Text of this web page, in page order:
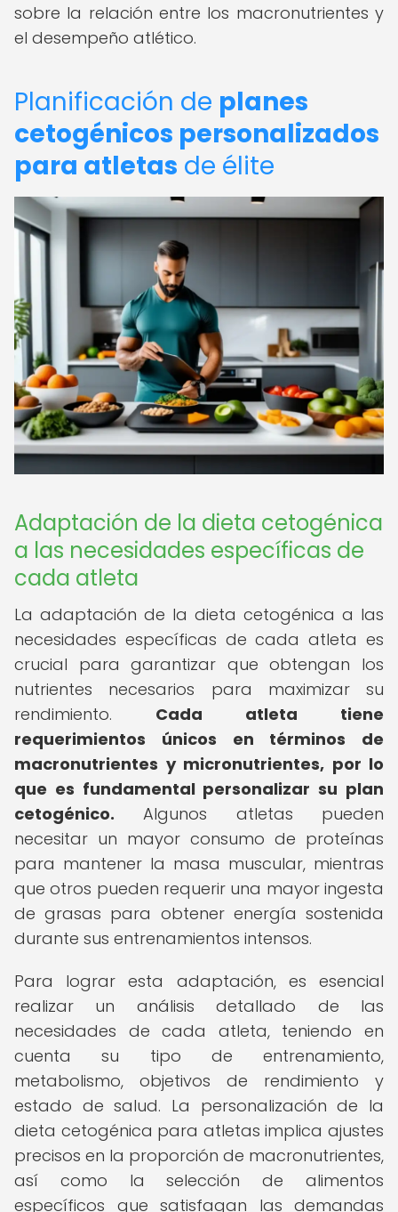
sobre la relación entre los macronutrientes y
el desempeño atlético.
Planificación de planes
cetogénicos personalizados
para atletas de élite
Adaptación de la dieta cetogénica
a las necesidades específicas de
cada atleta
La adaptación de la dieta cetogénica a las
necesidades específicas de cada atleta es
crucial para garantizar que obtengan los
nutrientes necesarios para maximizar su
rendimiento. Cada atleta tiene
requerimientos únicos en términos de
macronutrientes y micronutrientes, por lo
que es fundamental personalizar su plan
cetogénico. Algunos atletas pueden
necesitar un mayor consumo de proteínas
para mantener la masa muscular, mientras
que otros pueden requerir una mayor ingesta
de grasas para obtener energía sostenida
durante sus entrenamientos intensos.
Para lograr esta adaptación, es esencial
realizar un análisis detallado de las
necesidades de cada atleta, teniendo en
cuenta su tipo de entrenamiento,
metabolismo, objetivos de rendimiento y
estado de salud. La personalización de la
dieta cetogénica para atletas implica ajustes
precisos en la proporción de macronutrientes,
así como la selección de alimentos
específicos que satisfagan las demandas